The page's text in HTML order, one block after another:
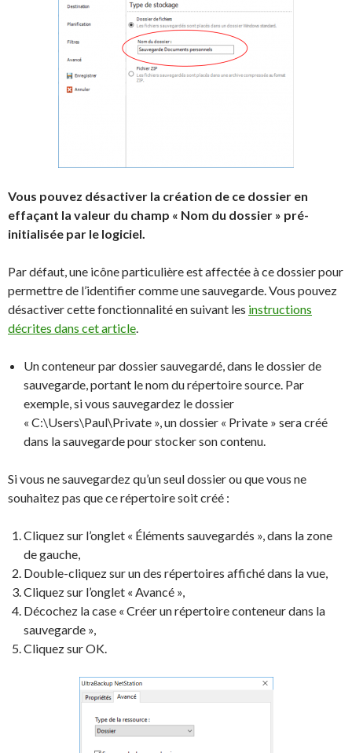
Vous pouvez désactiver la création de ce dossier en
effaçant la valeur du champ « Nom du dossier » pré-
initialisée par le logiciel.
Par défaut, une icône particulière est affectée à ce dossier pour
permettre de l’identifier comme une sauvegarde. Vous pouvez
désactiver cette fonctionnalité en suivant les instructions
décrites dans cet article.
Un conteneur par dossier sauvegardé, dans le dossier de
sauvegarde, portant le nom du répertoire source. Par
exemple, si vous sauvegardez le dossier
« C:\Users\Paul\Private », un dossier « Private » sera créé
dans la sauvegarde pour stocker son contenu.
Si vous ne sauvegardez qu’un seul dossier ou que vous ne
souhaitez pas que ce répertoire soit créé :
Cliquez sur l’onglet « Éléments sauvegardés », dans la zone
de gauche,
Double-cliquez sur un des répertoires affiché dans la vue,
Cliquez sur l’onglet « Avancé »,
Décochez la case « Créer un répertoire conteneur dans la
sauvegarde »,
Cliquez sur OK.